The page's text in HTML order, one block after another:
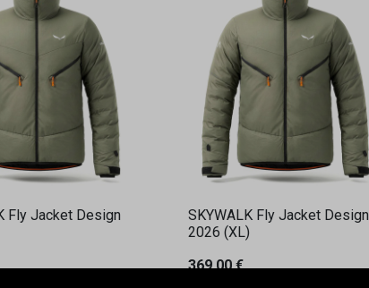
Fly Jacket Design
SKYWALK Fly Jacket Design
2026 (XL)
369,00€